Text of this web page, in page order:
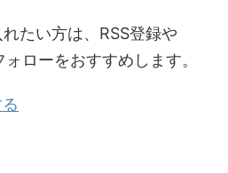
たい方は、RSS登録や
ローをおすすめします。